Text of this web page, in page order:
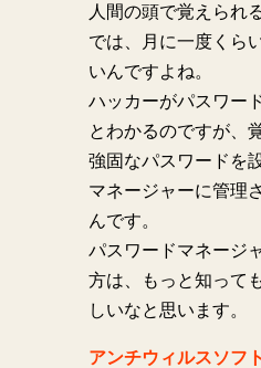
人間の頭で覚えられ
では、月に一度くら
いんですよね。
ハッカーがパスワー
とわかるのですが、
強固なパスワードを
マネージャーに管理
んです。
パスワードマネージ
方は、もっと知って
しいなと思います。
アンチウィルスソフ